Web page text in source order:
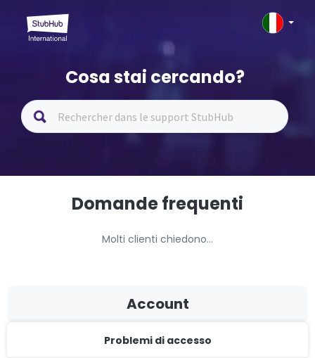
Cosa stai cercando?
Domande frequenti
Molti clienti chiedono...
Account
Problemi di accesso